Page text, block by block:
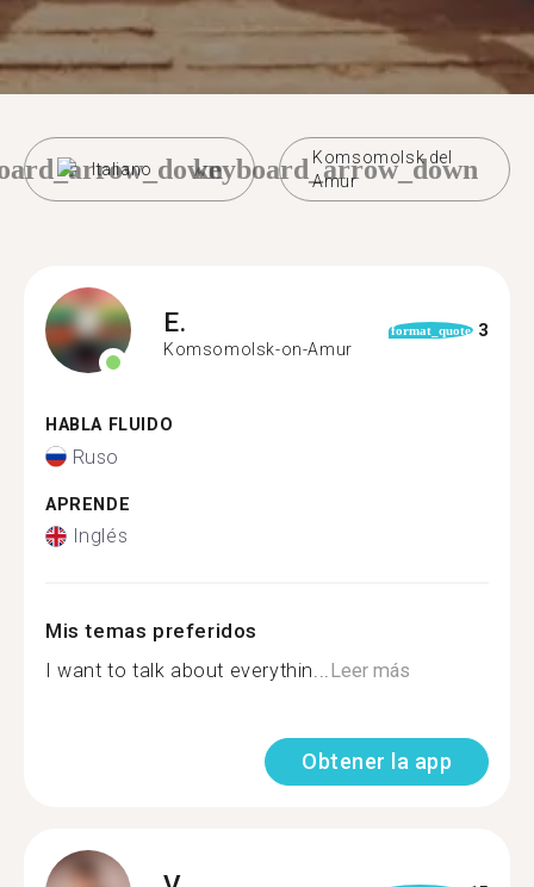
Italiano
Komsomolsk del
Amur
keyboard_arrow_down
E.
Komsomolsk-on-Amur
format_quote 3
HABLA FLUIDO
Ruso
APRENDE
Inglés
Mis temas preferidos
I want to talk about everythin...Leer más
Obtener la app